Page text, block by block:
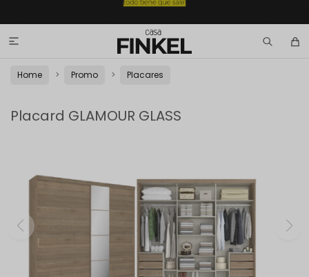

Home Promo Placares
Placard GLAMOUR GLASS